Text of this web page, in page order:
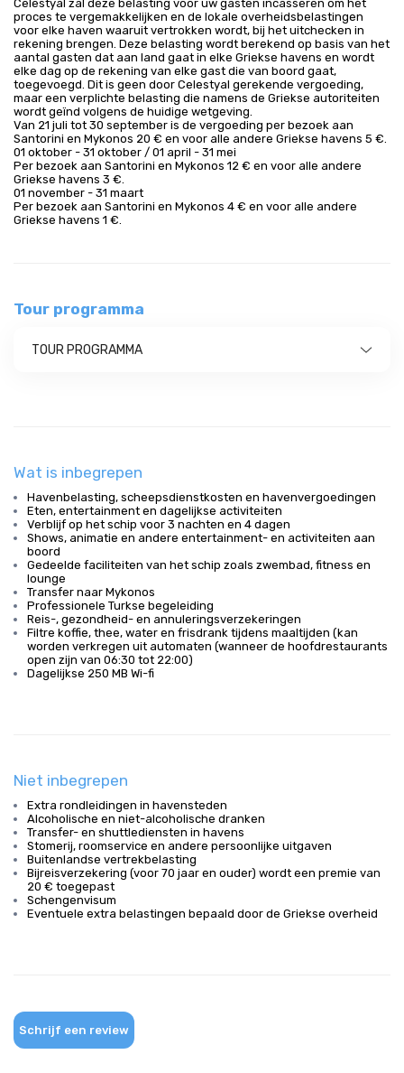
Celestyal zal deze belasting voor uw gasten incasseren om het
proces te vergemakkelijken en de lokale overheidsbelastingen
voor elke haven waaruit vertrokken wordt, bij het uitchecken in
rekening brengen. Deze belasting wordt berekend op basis van het
aantal gasten dat aan land gaat in elke Griekse havens en wordt
elke dag op de rekening van elke gast die van boord gaat,
toegevoegd. Dit is geen door Celestyal gerekende vergoeding,
maar een verplichte belasting die namens de Griekse autoriteiten
wordt geïnd volgens de huidige wetgeving.
Van 21 juli tot 30 september is de vergoeding per bezoek aan
Santorini en Mykonos 20 € en voor alle andere Griekse havens 5 €.
01 oktober - 31 oktober / 01 april - 31 mei
Per bezoek aan Santorini en Mykonos 12 € en voor alle andere
Griekse havens 3 €.
01 november - 31 maart
Per bezoek aan Santorini en Mykonos 4 € en voor alle andere
Griekse havens 1 €.
Tour programma
TOUR PROGRAMMA
Wat is inbegrepen
Havenbelasting, scheepsdienstkosten en havenvergoedingen
Eten, entertainment en dagelijkse activiteiten
Verblijf op het schip voor 3 nachten en 4 dagen
Shows, animatie en andere entertainment- en activiteiten aan
boord
Gedeelde faciliteiten van het schip zoals zwembad, fitness en
lounge
Transfer naar Mykonos
Professionele Turkse begeleiding
Reis-, gezondheid- en annuleringsverzekeringen
Filtre koffie, thee, water en frisdrank tijdens maaltijden (kan
worden verkregen uit automaten (wanneer de hoofdrestaurants
open zijn van 06:30 tot 22:00)
Dagelijkse 250 MB Wi-fi
Niet inbegrepen
Extra rondleidingen in havensteden
Alcoholische en niet-alcoholische dranken
Transfer- en shuttlediensten in havens
Stomerij, roomservice en andere persoonlijke uitgaven
Buitenlandse vertrekbelasting
Bijreisverzekering (voor 70 jaar en ouder) wordt een premie van
20 € toegepast
Schengenvisum
Eventuele extra belastingen bepaald door de Griekse overheid
Schrijf een review